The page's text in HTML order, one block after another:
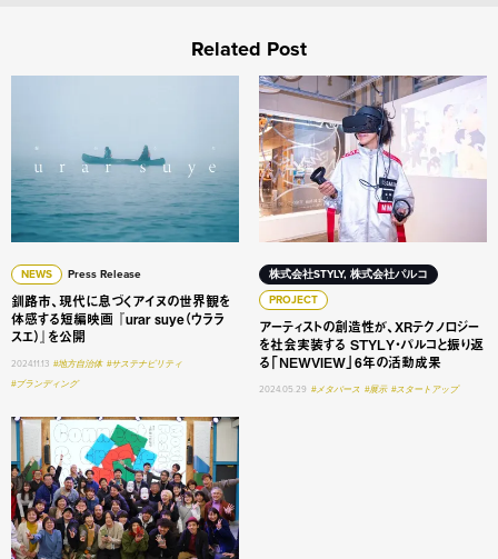
Related Post
NEWS Press Release
釧路市、現代に息づくアイヌの世界観を
体感する短編映画 『urar suye（ウララ
スエ）』を公開
2024.11.13 #地方自治体 #サステナビリティ
#ブランディング
釧路市、現代に息づくアイヌの世界観を体感する短編映画
株式会社STYLY, 株式会社パルコ
PROJECT
アーティストの創造性が、XRテクノロジー
を社会実装する STYLY・パルコと振り返
る「NEWVIEW」6年の活動成果
2024.05.29 #メタバース #展示 #スタートアップ
アーティストの創造性が、
動画総再生数2,000万回。エンタメ不足の地域を活性化 タ